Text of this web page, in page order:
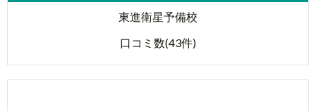
東進衛星予備校
口コミ数(43件)